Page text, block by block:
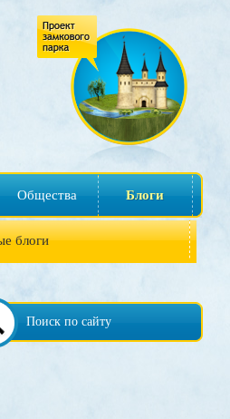
Общества Блоги
блоги
Поиск по сайту